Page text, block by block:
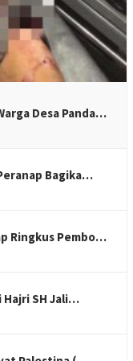
Desa Panda…
Bagika…
Ringkus Pembo…
Hajri SH Jali…